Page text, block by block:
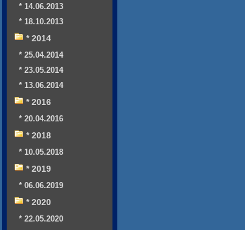
* 14.06.2013
* 18.10.2013
* 2014
* 25.04.2014
* 23.05.2014
* 13.06.2014
* 2016
* 20.04.2016
* 2018
* 10.05.2018
* 2019
* 06.06.2019
* 2020
* 22.05.2020